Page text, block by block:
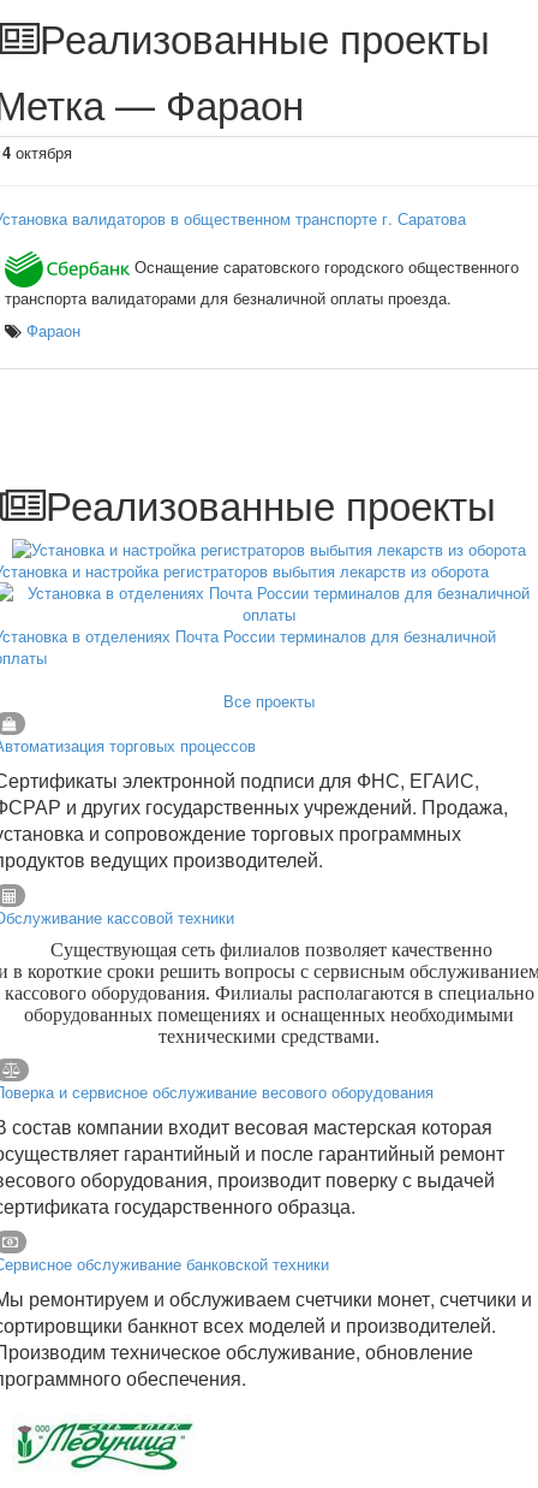
Реализованные проекты
— Фараон
октября
валидаторов в общественном транспорте г. Саратова
Оснащение саратовского городского общественного
транспорта валидаторами для безналичной оплаты проезда.
Фараон
Реализованные проекты
и настройка регистраторов выбытия лекарств из оборота
в отделениях Почта России терминалов для безналичной
Все проекты
торговых процессов
электронной подписи для ФНС, ЕГАИС,
и других государственных учреждений. Продажа,
и сопровождение торговых программных
ведущих производителей.
кассовой техники
Существующая сеть филиалов позволяет качественно
в короткие сроки решить вопросы с сервисным
кассового оборудования. Филиалы располагаются в специально
оборудованных помещениях и оснащенных необходимыми
техническими средствами.
и сервисное обслуживание весового оборудования
состав компании входит весовая мастерская которая
гарантийный и после гарантийный ремонт
оборудования, производит поверку с выдачей
государственного образца.
обслуживание банковской техники
ремонтируем и обслуживаем счетчики монет, счетчики и
банкнот всех моделей и производителей.
техническое обслуживание, обновление
обеспечения.